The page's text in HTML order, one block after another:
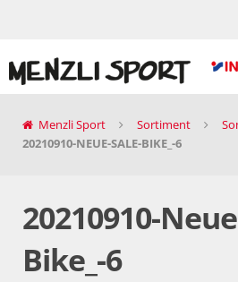
Menzli Sport Sortiment
20210910-NEUE-SALE-BIKE_-6
20210910-
Bike_-6